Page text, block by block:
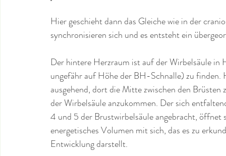
Hier geschieht dann das Gleiche wie in der
synchronisieren sich und es entsteht ein
Der hintere Herzraum ist auf der Wirbelsäule
ungefähr auf Höhe der BH-Schnalle) zu
ausgehend, dort die Mitte zwischen den
der Wirbelsäule anzukommen. Der sich
4 und 5 der Brustwirbelsäule angebracht,
energetisches Volumen mit sich, das es zu
Entwicklung darstellt.